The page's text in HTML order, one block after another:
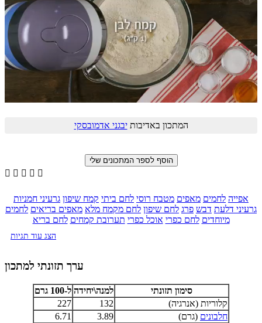
המתכון באדיבותיבגני אדמובסקי
    
אפייה לחמים מאפים מטבח רוסי לחם ביתי קמח שיפון גרעיני חמניות
גרעיני דלעת דבש פרג לחם שיפון לחם מקמח מלא מאפים בריאים לחמים
מיוחדים לחם כפרי אוכל כפרי תערובת קמחים לחם בריא
הצג עוד תגיות
ערך תזונתי למתכון
סימון תזונתי למנה\יחידה ל-100 גרם
קלוריות (אנרגיה)
132
227
חלבונים (גרם) 3.89
6.71